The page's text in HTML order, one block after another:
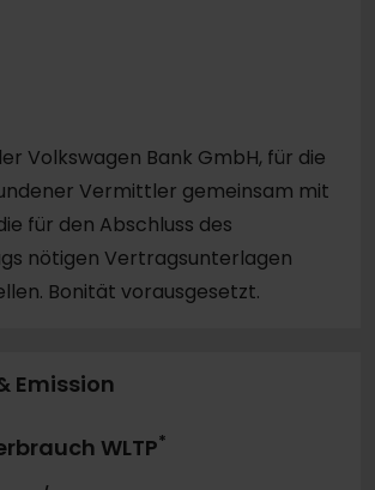
Volkswagen Bank GmbH, für die
Vermittler gemeinsam mit
für den Abschluss des
nötigen Vertragsunterlagen
Bonität vorausgesetzt.
Emission
WLTP*